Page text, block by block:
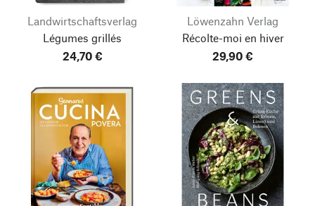
Landwirtschaftsverlag
Légumes grillés
24,70 €
Löwenzahn Verlag
Récolte-moi en hiver
29,90 €